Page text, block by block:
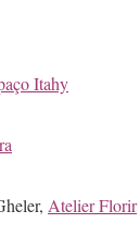
Itahy
Atelier Florir